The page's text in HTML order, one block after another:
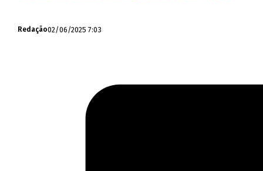
Redação02/06/2025 7:03